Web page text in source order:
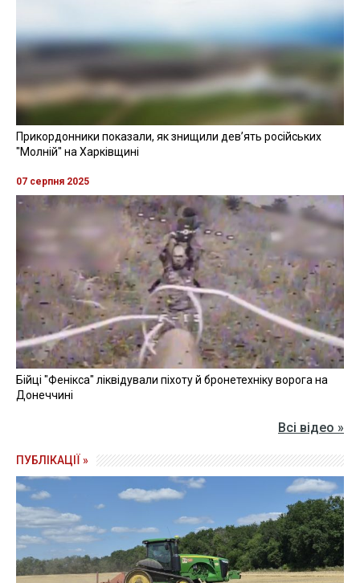
Прикордонники показали, як знищили девʼять російських
"Молній" на Харківщині
07 серпня 2025
Бійці "Фенікса" ліквідували піхоту й бронетехніку ворога на
Донеччині
Всі відео »
ПУБЛІКАЦІЇ »